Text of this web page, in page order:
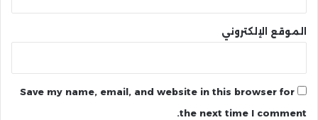
الموقع الإلكتروني
Save my name, email, and website in this browser for
the next time I comment.